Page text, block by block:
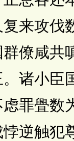
来攻伐
僚咸共
。诸小臣
罪舋数
逆触犯